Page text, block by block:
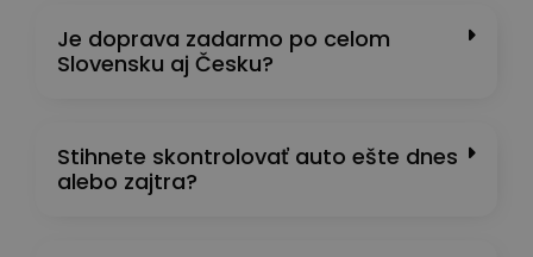
Je doprava zadarmo po celom
Slovensku aj Česku?
Stihnete skontrolovať auto ešte dnes
alebo zajtra?